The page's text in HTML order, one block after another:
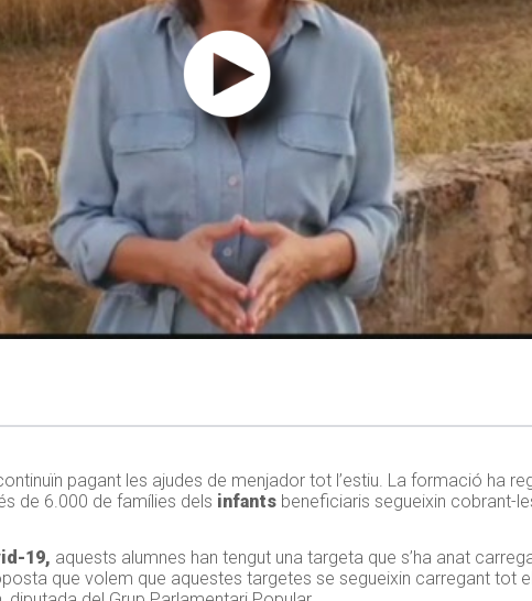
pagant les ajudes de menjador tot l’estiu. La formació ha
de 6.000 de famílies dels infants beneficiaris segueixin cobrant-
19, aquests alumnes han tengut una targeta que s’ha anat
que volem que aquestes targetes se segueixin carregant tot el